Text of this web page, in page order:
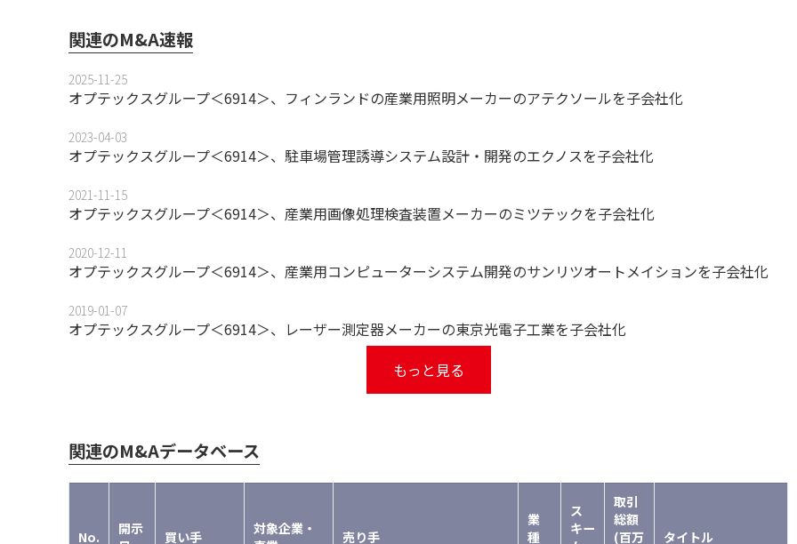
関連のM&A速報
2025-11-25
オプテックスグループ＜6914＞、フィンランドの産業用照明メーカーのアテクソールを子会社化
2023-04-03
オプテックスグループ＜6914＞、駐車場管理誘導システム設計・開発のエクノスを子会社化
2021-11-15
オプテックスグループ＜6914＞、産業用画像処理検査装置メーカーのミツテックを子会社化
2020-12-11
オプテックスグループ＜6914＞、産業用コンピューターシステム開発のサンリツオートメイションを子会社化
2019-01-07
オプテックスグループ＜6914＞、レーザー測定器メーカーの東京光電子工業を子会社化
もっと見る
関連のM&Aデータベース
No.
開示
買い手
対象企業・
売り手
業
種
ス
キー
取引
総額
(百万
タイトル